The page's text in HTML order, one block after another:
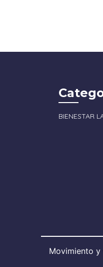
BIENESTAR
Movimiento y